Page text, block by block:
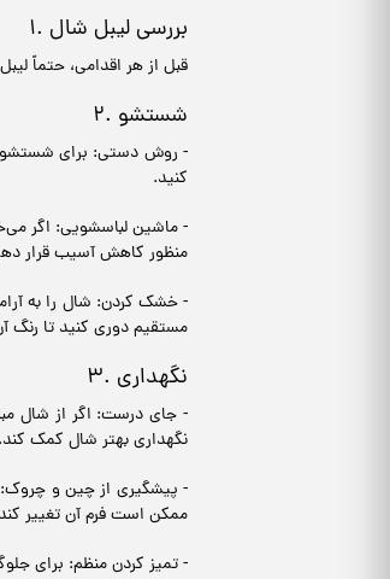
۱. بررسی لیبل شال
قبل از هر اقدامی، حتماً
۲. شستشو
- روش دستی: برای شستشوی
کنید.
- ماشین لباسشویی: اگر
منظور کاهش آسیب قرار
- خشک کردن: شال را به
مستقیم دوری کنید تا رنگ
۳. نگهداری
- جای درست: اگر از شال
نگهداری بهتر شال کمک کند.
- پیشگیری از چین و چروک:
ممکن است فرم آن تغییر
- تمیز کردن منظم: برای